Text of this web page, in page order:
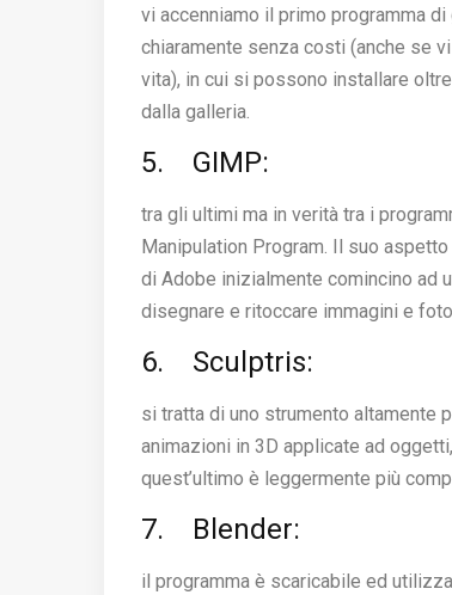
vi accenniamo il primo programma
chiaramente senza costi (anche se
vita), in cui si possono installare
dalla galleria.
5. GIMP:
tra gli ultimi ma in verità tra i
Manipulation Program. Il suo
di Adobe inizialmente comincino ad
disegnare e ritoccare immagini e
6. Sculptris:
si tratta di uno strumento altamente
animazioni in 3D applicate ad
quest’ultimo è leggermente più
7. Blender:
il programma è scaricabile ed